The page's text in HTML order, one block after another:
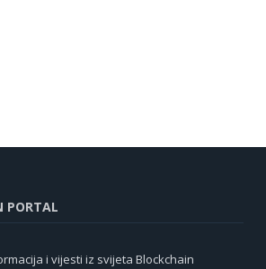
PORTAL
i vijesti iz svijeta Blockchain